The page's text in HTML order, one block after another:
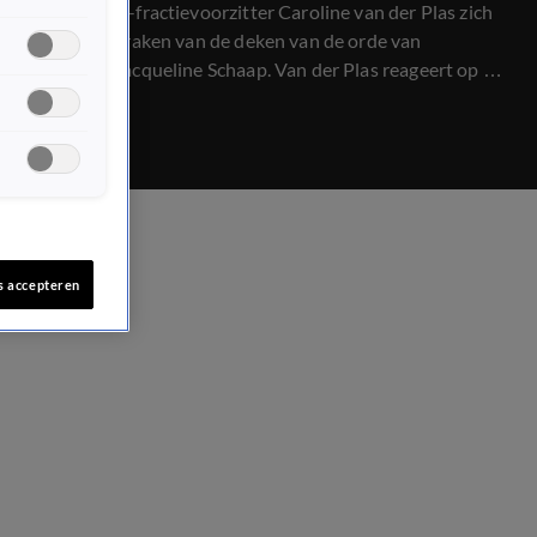
stoorde BBB-fractievoorzitter Caroline van der Plas zich
aan de uitspraken van de deken van de orde van
advocaten Jacqueline Schaap. Van der Plas reageert op de
volgens haar ongefundeerde uitspraken.
accepteren